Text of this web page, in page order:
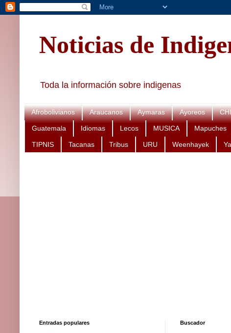
Noticias de
Toda la información sobre indigenas
Afrobolivianos Araucanos Aymaras Ayoreos
Guatemala Idiomas Lecos MUSICA Mapuches
TIPNIS Tacanas Tribus URU Weenhayek
Buscador
Entradas populares